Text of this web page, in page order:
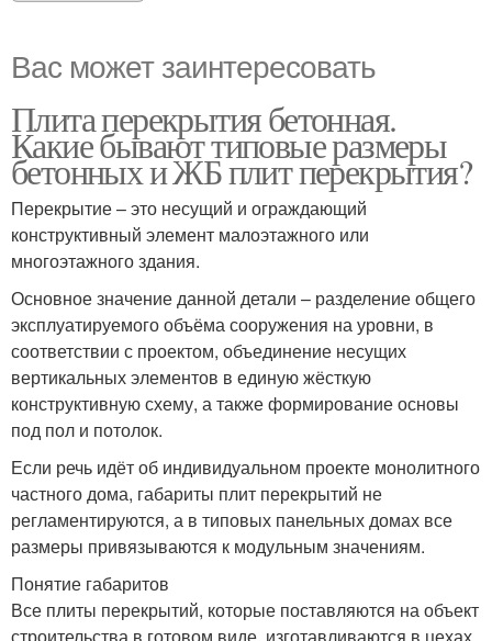
Вас может заинтересовать
Плита перекрытия бетонная.
Какие бывают типовые размеры
бетонных и ЖБ плит перекрытия?
Перекрытие – это несущий и ограждающий
конструктивный элемент малоэтажного или
многоэтажного здания.
Основное значение данной детали – разделение общего
эксплуатируемого объёма сооружения на уровни, в
соответствии с проектом, объединение несущих
вертикальных элементов в единую жёсткую
конструктивную схему, а также формирование основы
под пол и потолок.
Если речь идёт об индивидуальном проекте монолитного
частного дома, габариты плит перекрытий не
регламентируются, а в типовых панельных домах все
размеры привязываются к модульным значениям.
Понятие габаритов
Все плиты перекрытий, которые поставляются на объект